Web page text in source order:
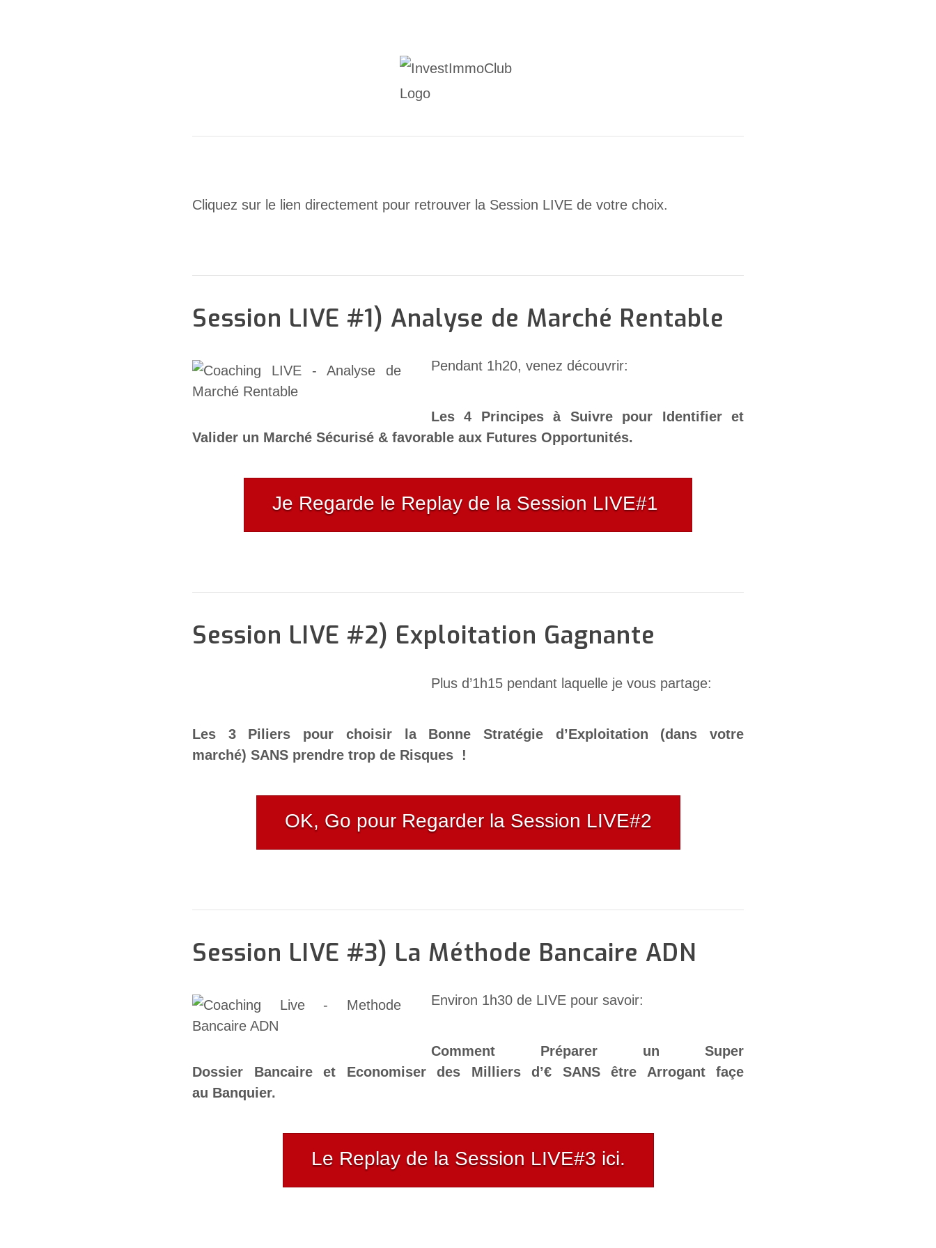
Cliquez sur le lien directement pour retrouver la Session LIVE de votre choix.
Session LIVE #1) Analyse de Marché Rentable
Pendant 1h20, venez découvrir:
Les 4 Principes à Suivre pour Identifier et
Valider un Marché Sécurisé & favorable aux Futures Opportunités.
Je Regarde le Replay de la Session LIVE#1
Session LIVE #2) Exploitation Gagnante
Plus d’1h15 pendant laquelle je vous partage:
Les 3 Piliers pour choisir la Bonne Stratégie d’Exploitation (dans votre
marché) SANS prendre trop de Risques !
OK, Go pour Regarder la Session LIVE#2
Session LIVE #3) La Méthode Bancaire ADN
Environ 1h30 de LIVE pour savoir:
Comment Préparer un Super
Dossier Bancaire et Economiser des Milliers d’€ SANS être Arrogant façe
au Banquier.
Le Replay de la Session LIVE#3 ici.